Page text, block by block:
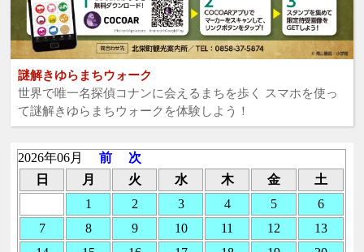
謎解きゆらまちウォーク
世界で唯一名探偵コナンに会えるまちを歩く スマホを使っ
て謎解きゆらまちウォークを体験しよう！